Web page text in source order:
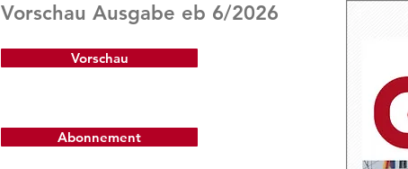
Vorschau Ausgabe eb 6/2026
Vorschau
Abonnement